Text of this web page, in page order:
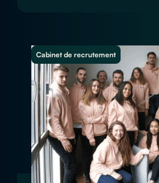
Cabinet de recrutement